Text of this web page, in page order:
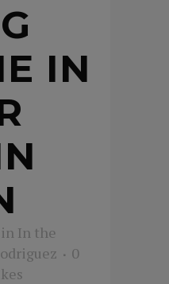
IN
in In the
0